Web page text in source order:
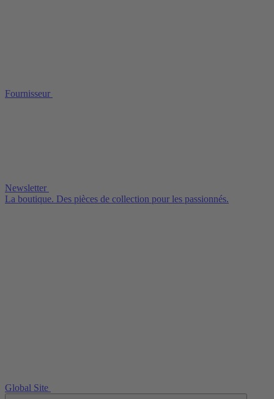
Fournisseur
Newsletter
La boutique. Des pièces de collection pour les passionnés.
Global Site